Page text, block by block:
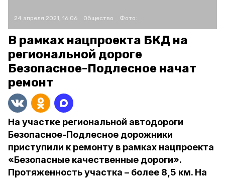
24 апреля 2021, 16:06 Общество Фото:
В рамках нацпроекта БКД на
региональной дороге
Безопасное-Подлесное начат
ремонт
На участке региональной автодороги
Безопасное-Подлесное дорожники
приступили к ремонту в рамках нацпроекта
«Безопасные качественные дороги».
Протяженность участка – более 8,5 км. На